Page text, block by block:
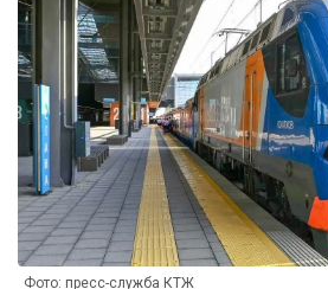
Фото: пресс-служба КТЖ